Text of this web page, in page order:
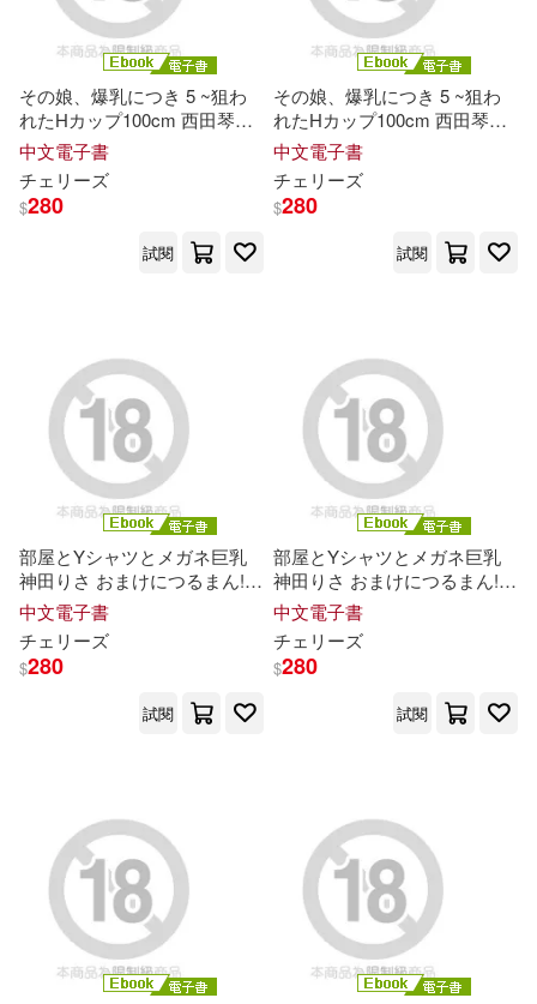
小神よみ子(17) 帆上夏希(17)
池田ショコラ(17)
池田夏希(17)
美國迪士尼公司(17)
韓國GIPUN BOOK 出版社(17)
CHoBitcH(16)
プレステージ出版(16)
一色真人(16) 伊吹アスカ(16)
多田あさみ(16) 大森葵(16)
川原礫(16) 本書編委會編(16)
本田莉子(16)
中國環境科學出版社(62)
人民出版社(62) 心理(62)
世一(61)
上海教育出版社(60)
安徽美術出版社(60)
ilogos(59)
廈門大學出版社(59)
廣東新世紀出版社(59)
長江文藝出版社(58)
中國紡織出版社(57)
その娘、爆乳につき 5 ~狙わ
れたHカップ100cm 西田琴音~
Episode.03 (電子書)
中文電子書
チェリーズ
$280
試閱
その娘、爆乳につき 5 ~狙わ
れたHカップ100cm 西田琴音~
Episode.01 (電子書)
中文電子書
チェリーズ
$280
試閱
部屋とYシャツとメガネ巨乳
神田りさ おまけにつるまん!
Episode.03 (電子書)
中文電子書
チェリーズ
$280
試閱
部屋とYシャツとメガネ巨乳
神田りさ おまけにつるまん!
Episode.01 (電子書)
中文電子書
チェリーズ
$280
試閱